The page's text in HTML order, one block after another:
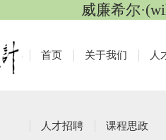
威廉希尔
首页 关于我们 人
人才招聘 课程思政